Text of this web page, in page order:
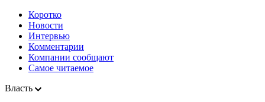
Коротко
Новости
Интервью
Комментарии
Компании сообщают
Самое читаемое
Власть